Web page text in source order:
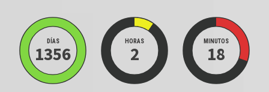
DÍAS
1356
HORAS
2
MINUTOS
18